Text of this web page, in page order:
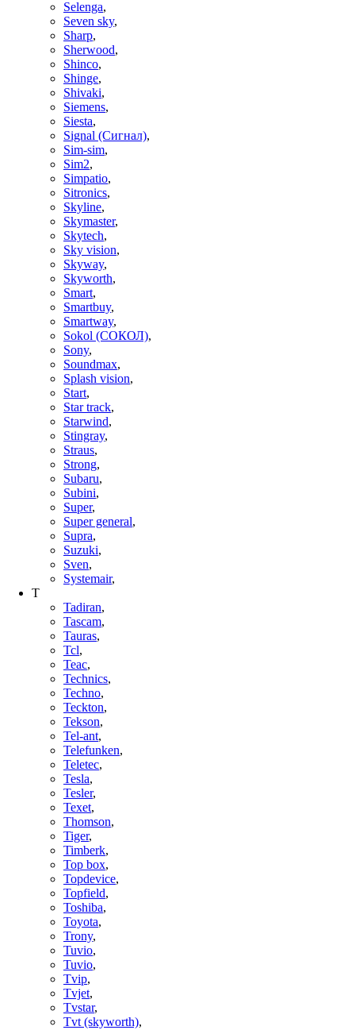
Selenga,
Seven sky,
Sharp,
Sherwood,
Shinco,
Shinge,
Shivaki,
Siemens,
Siesta,
Signal (Сигнал),
Sim-sim,
Sim2,
Simpatio,
Sitronics,
Skyline,
Skymaster,
Skytech,
Sky vision,
Skyway,
Skyworth,
Smart,
Smartbuy,
Smartway,
Sokol (СОКОЛ),
Sony,
Soundmax,
Splash vision,
Start,
Star track,
Starwind,
Stingray,
Straus,
Strong,
Subaru,
Subini,
Super,
Super general,
Supra,
Suzuki,
Sven,
Systemair,
T
Tadiran,
Tascam,
Tauras,
Tcl,
Teac,
Technics,
Techno,
Teckton,
Tekson,
Tel-ant,
Telefunken,
Teletec,
Tesla,
Tesler,
Texet,
Thomson,
Tiger,
Timberk,
Top box,
Topdevice,
Topfield,
Toshiba,
Toyota,
Trony,
Tuvio,
Tuvio,
Tvip,
Tvjet,
Tvstar,
Tvt (skyworth),